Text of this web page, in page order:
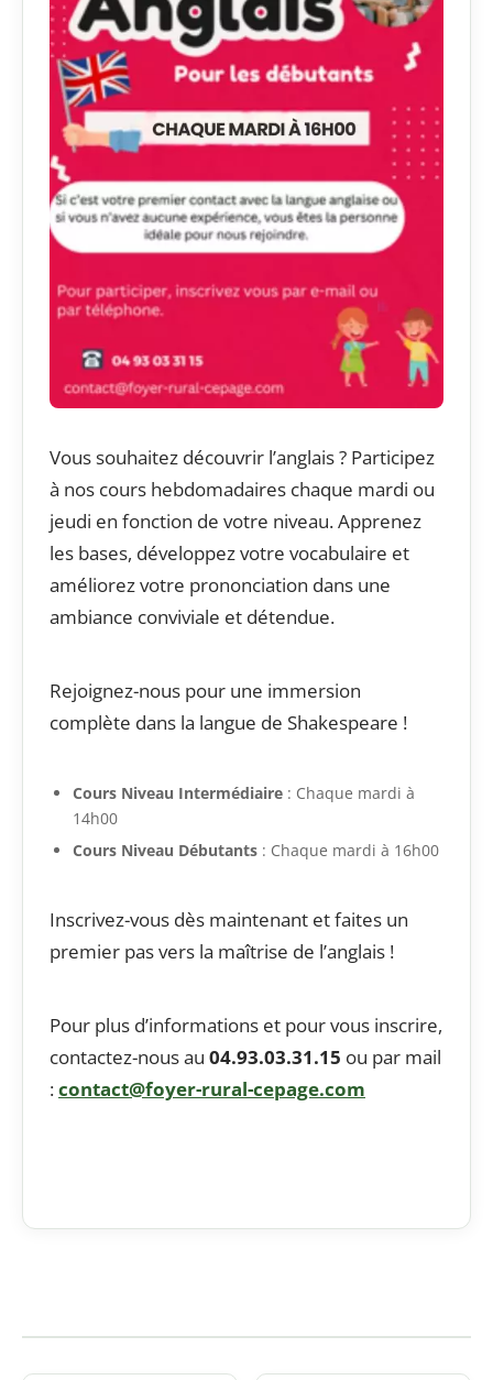
Vous souhaitez découvrir l’anglais ? Participez
à nos cours hebdomadaires chaque mardi ou
jeudi en fonction de votre niveau. Apprenez
les bases, développez votre vocabulaire et
améliorez votre prononciation dans une
ambiance conviviale et détendue.
Rejoignez-nous pour une immersion
complète dans la langue de Shakespeare !
Cours Niveau Intermédiaire : Chaque mardi à
14h00
Cours Niveau Débutants : Chaque mardi à 16h00
Inscrivez-vous dès maintenant et faites un
premier pas vers la maîtrise de l’anglais !
Pour plus d’informations et pour vous inscrire,
contactez-nous au 04.93.03.31.15 ou par mail
:contact@foyer-rural-cepage.com